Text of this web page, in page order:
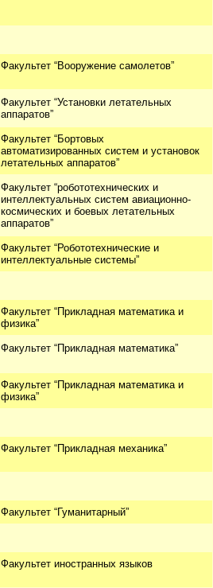
Факультет “Вооружение самолетов”
Факультет “Установки летательных
аппаратов”
Факультет “Бортовых
автоматизированных систем и установок
летательных аппаратов”
Факультет “робототехнических и
интеллектуальных систем авиационно-
космических и боевых летательных
аппаратов”
Факультет “Робототехнические и
интеллектуальные системы”
Факультет “Прикладная математика и
физика”
Факультет “Прикладная математика”
Факультет “Прикладная математика и
физика”
Факультет “Прикладная механика”
Факультет “Гуманитарный”
Факультет иностранных языков